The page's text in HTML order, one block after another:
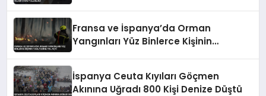
Fransa ve İspanya’da Orman
Yangınları Yüz Binlerce Kişinin
İspanya Ceuta Kıyıları Göçmen
Akınına Uğradı 800 Kişi Denize Düştü